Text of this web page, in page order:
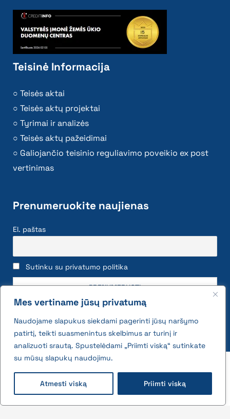
Mes vertiname jūsų privatumą
Naudojame slapukus siekdami pagerinti jūsų naršymo
patirtį, teikti suasmenintus skelbimus ar turinį ir
analizuoti srautą. Spustelėdami „Priimti viską“ sutinkate
su mūsų slapukų naudojimu.
Atmesti viską Priimti viską
Teisinė Informacija
Teisės aktai
Teisės aktų projektai
Tyrimai ir analizės
Teisės aktų pažeidimai
Galiojančio teisinio reguliavimo poveikio ex post
vertinimas
Prenumeruokite naujienas
El. paštas
Sutinku su privatumo politika
2026 © All rights reserved | VĮ Žemės ūkio duomenų
centras
Privatumo politika ir slapukų naudojimo taisyklės
Interneto svetainės medis